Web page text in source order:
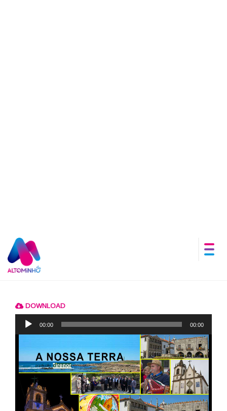
DOWNLOADReprodutor
00:00 00:00